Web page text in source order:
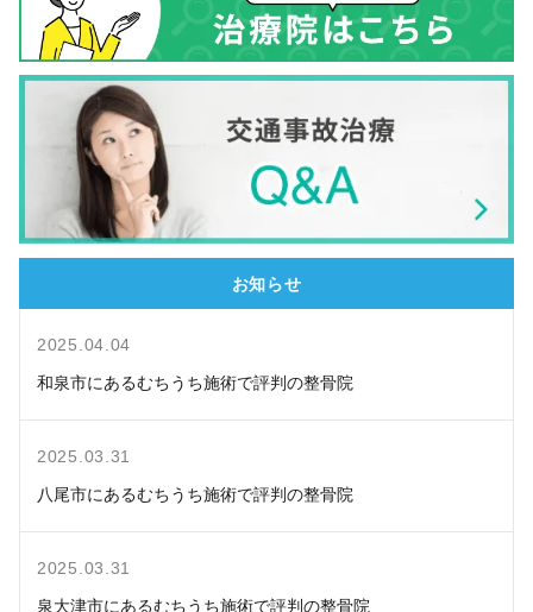
お知らせ
2025.04.04
和泉市にあるむちうち施術で評判の整骨院
2025.03.31
八尾市にあるむちうち施術で評判の整骨院
2025.03.31
泉大津市にあるむちうち施術で評判の整骨院